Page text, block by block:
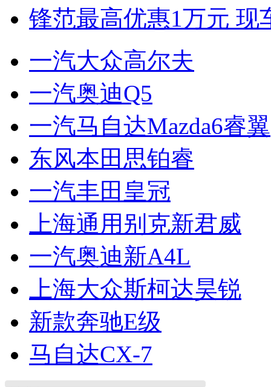
锋范最高优惠1万元 现
一汽大众高尔夫
一汽奥迪Q5
一汽马自达Mazda6睿翼
东风本田思铂睿
一汽丰田皇冠
上海通用别克新君威
一汽奥迪新A4L
上海大众斯柯达昊锐
新款奔驰E级
马自达CX-7